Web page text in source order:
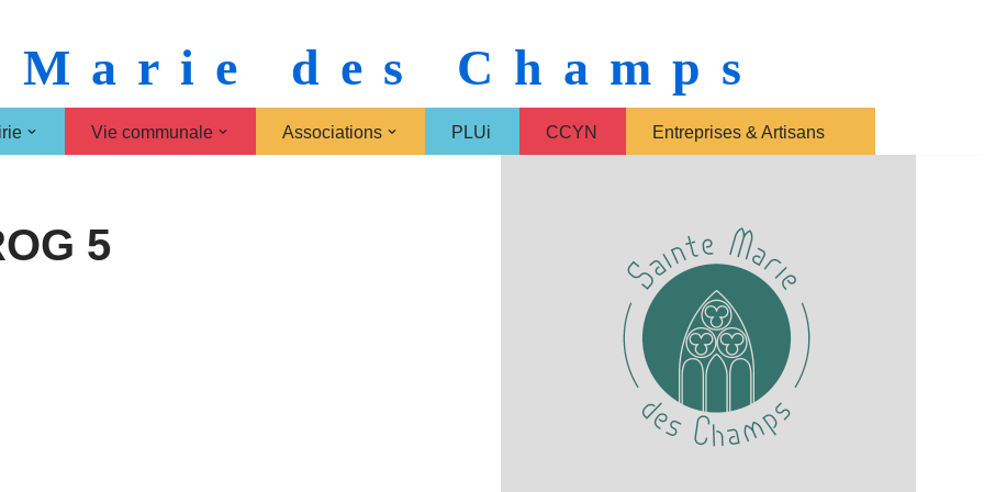
des Champs
Vie communale Associations PLUi CCYN Entreprises & Artisans
5